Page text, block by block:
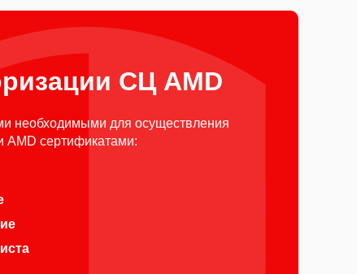
СЦ AMD
необходимыми для осуществления
AMD сертификатами: